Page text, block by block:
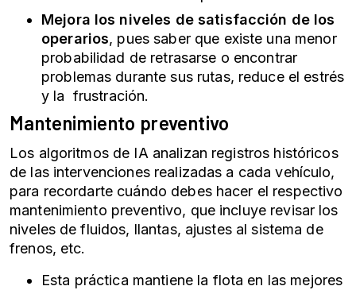
Mejora los niveles de satisfacción de los
operarios, pues saber que existe una menor
probabilidad de retrasarse o encontrar
problemas durante sus rutas, reduce el estrés
y la frustración.
Mantenimiento preventivo
Los algoritmos de IA analizan registros históricos
de las intervenciones realizadas a cada vehículo,
para recordarte cuándo debes hacer el respectivo
mantenimiento preventivo, que incluye revisar los
niveles de fluidos, llantas, ajustes al sistema de
frenos, etc.
Esta práctica mantiene la flota en las mejores